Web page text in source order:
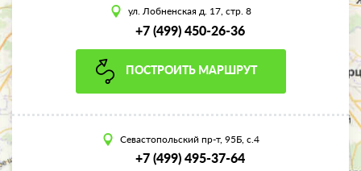
ул. Лобненская д. 17, стр. 8
+7 (499) 450-26-36
ПОСТРОИТЬ МАРШРУТ
Севастопольский пр-т, 95Б, с.4
+7 (499) 495-37-64